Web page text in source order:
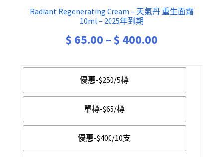
Radiant Regenerating Cream – 天氣丹 重生面霜
10ml – 2025年到期
$ 65.00 – $ 400.00
through
優惠-$250/5樽
單樽-$65/樽
優惠-$400/10支